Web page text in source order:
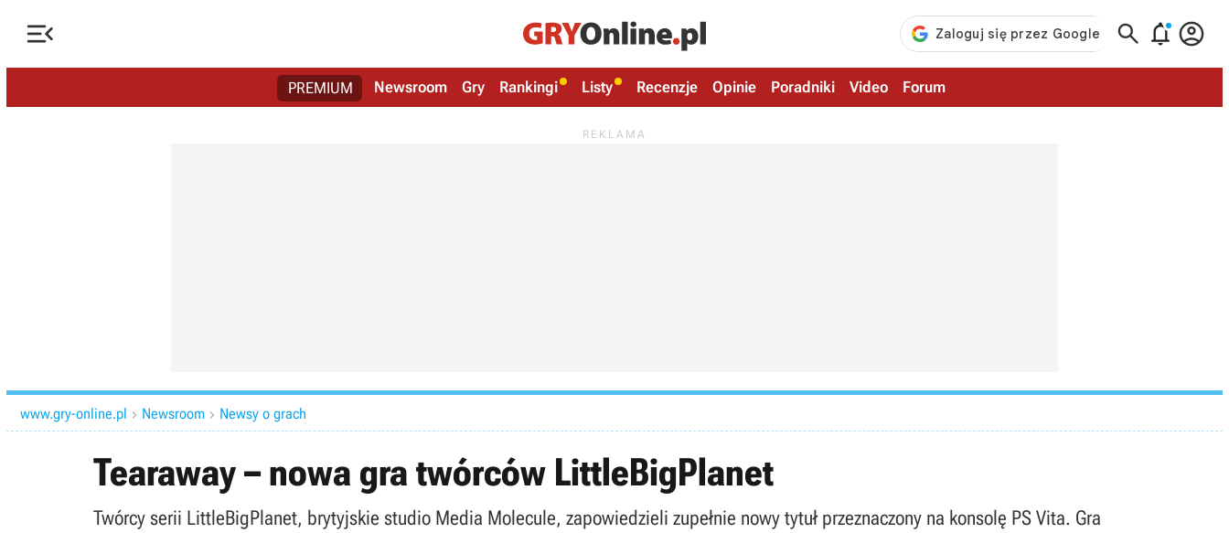
   
PREMIUM Newsroom Gry Rankingi Listy Recenzje Opinie Poradniki Video Forum
www.gry-online.pl  Newsroom  Newsy o grach
Tearaway – nowa gra twórców LittleBigPlanet
Twórcy serii LittleBigPlanet, brytyjskie studio Media Molecule, zapowiedzieli zupełnie nowy tytuł przeznaczony na konsolę PS Vita. Gra